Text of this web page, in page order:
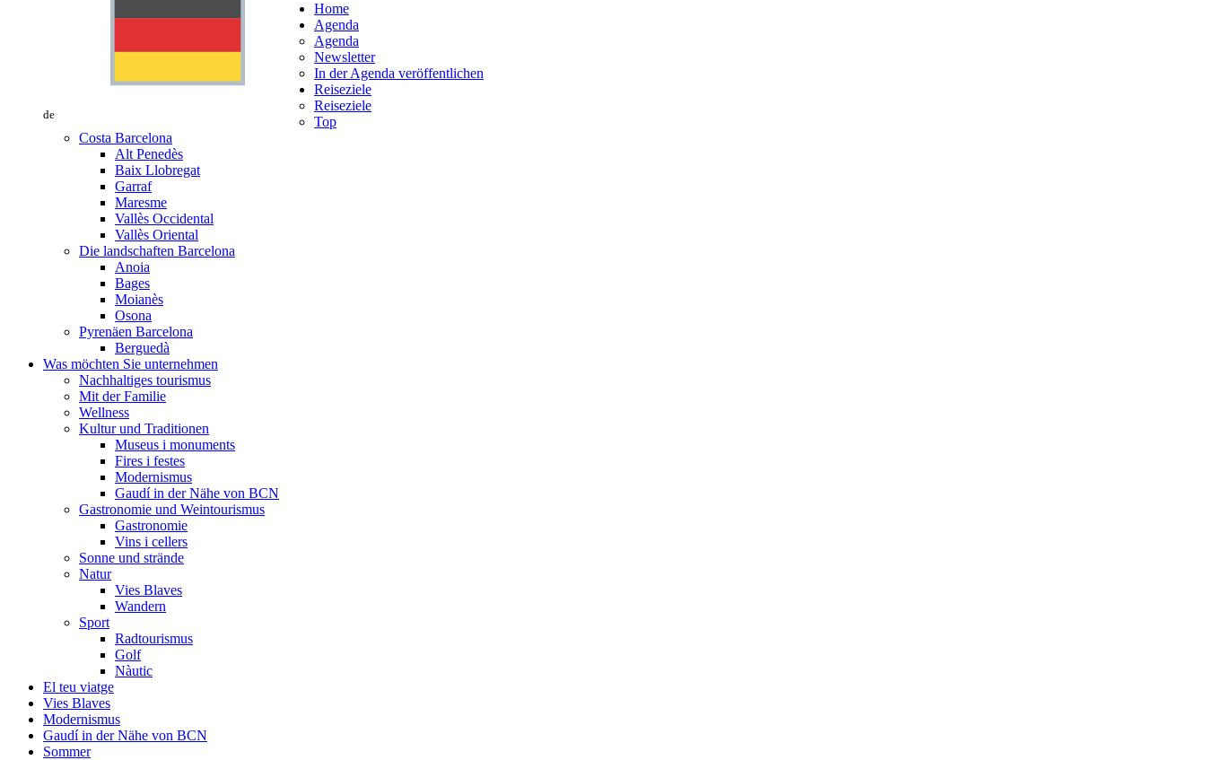
de
Home
Agenda
Agenda
Newsletter
In der Agenda veröffentlichen
Reiseziele
Reiseziele
Top
Costa Barcelona
Alt Penedès
Baix Llobregat
Garraf
Maresme
Vallès Occidental
Vallès Oriental
Die landschaften Barcelona
Anoia
Bages
Moianès
Osona
Pyrenäen Barcelona
Berguedà
Was möchten Sie unternehmen
Nachhaltiges tourismus
Mit der Familie
Wellness
Kultur und Traditionen
Museus i monuments
Fires i festes
Modernismus
Gaudí in der Nähe von BCN
Gastronomie und Weintourismus
Gastronomie
Vins i cellers
Sonne und strände
Natur
Vies Blaves
Wandern
Sport
Radtourismus
Golf
Nàutic
El teu viatge
Vies Blaves
Modernismus
Gaudí in der Nähe von BCN
Sommer